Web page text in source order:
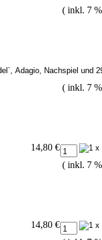
( inkl. 7
( inkl. 7
14,80 €
( inkl. 7
14,80 €